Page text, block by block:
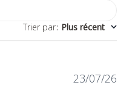
Trier par: Plus récent
23/07/26